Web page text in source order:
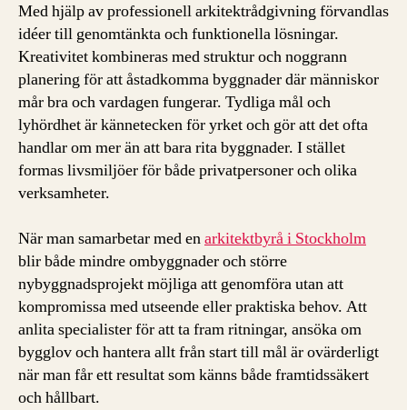
Med hjälp av professionell arkitektrådgivning förvandlas
idéer till genomtänkta och funktionella lösningar.
Kreativitet kombineras med struktur och noggrann
planering för att åstadkomma byggnader där människor
mår bra och vardagen fungerar. Tydliga mål och
lyhördhet är kännetecken för yrket och gör att det ofta
handlar om mer än att bara rita byggnader. I stället
formas livsmiljöer för både privatpersoner och olika
verksamheter.
När man samarbetar med enarkitektbyrå i Stockholm
blir både mindre ombyggnader och större
nybyggnadsprojekt möjliga att genomföra utan att
kompromissa med utseende eller praktiska behov. Att
anlita specialister för att ta fram ritningar, ansöka om
bygglov och hantera allt från start till mål är ovärderligt
när man får ett resultat som känns både framtidssäkert
och hållbart.